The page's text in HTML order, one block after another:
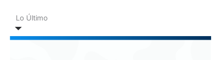
Lo Último